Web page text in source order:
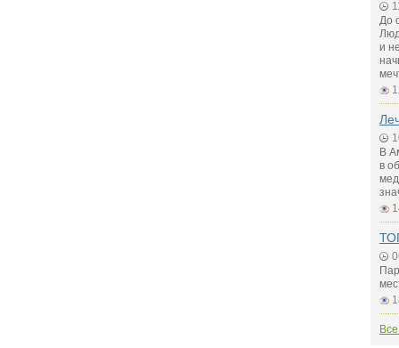
До
и
В
в